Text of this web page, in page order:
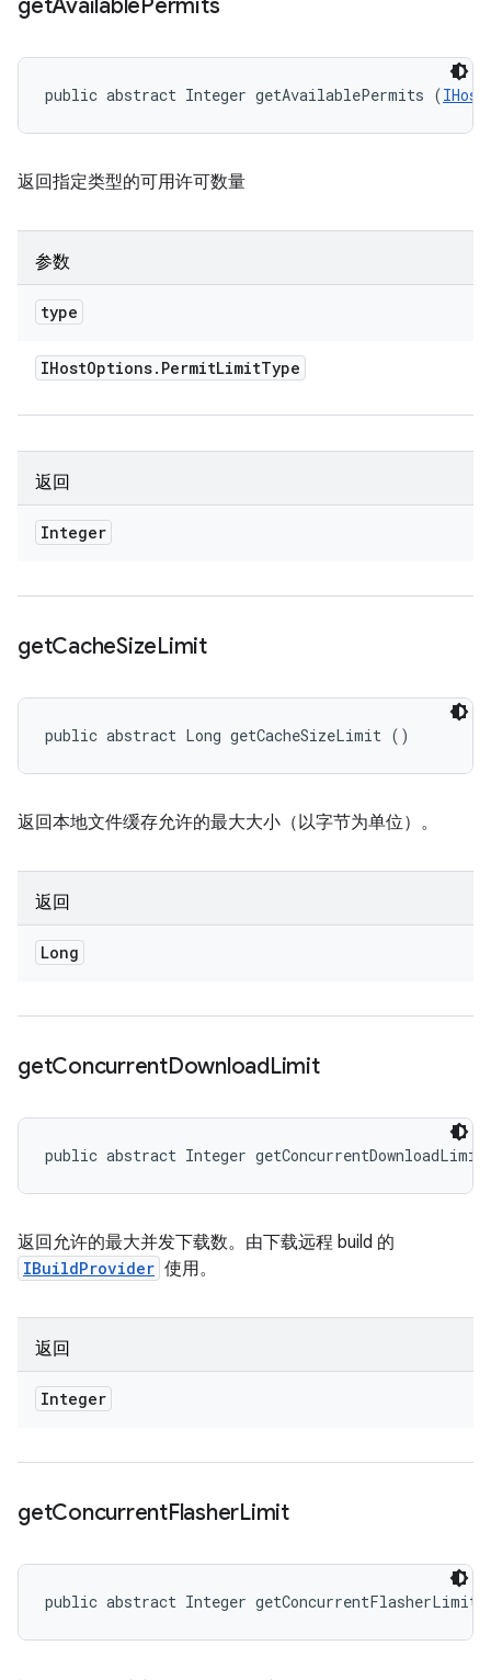
getAvailablePermits
public abstract Integer getAvailablePermits (
返回指定类型的可用许可数量
参数
type
IHostOptions. PermitLimitType
返回
Integer
getCacheSizeLimit
public abstract Long getCacheSizeLimit ()
返回本地文件缓存允许的最大大小（以字节为单位）。
返回
Long
getConcurrentDownloadLimit
public abstract Integer
返回允许的最大并发下载数。由下载远程 build 的
IBuildProvider 使用。
返回
Integer
getConcurrentFlasherLimit
public abstract Integer getConcurrentFlasherLimit